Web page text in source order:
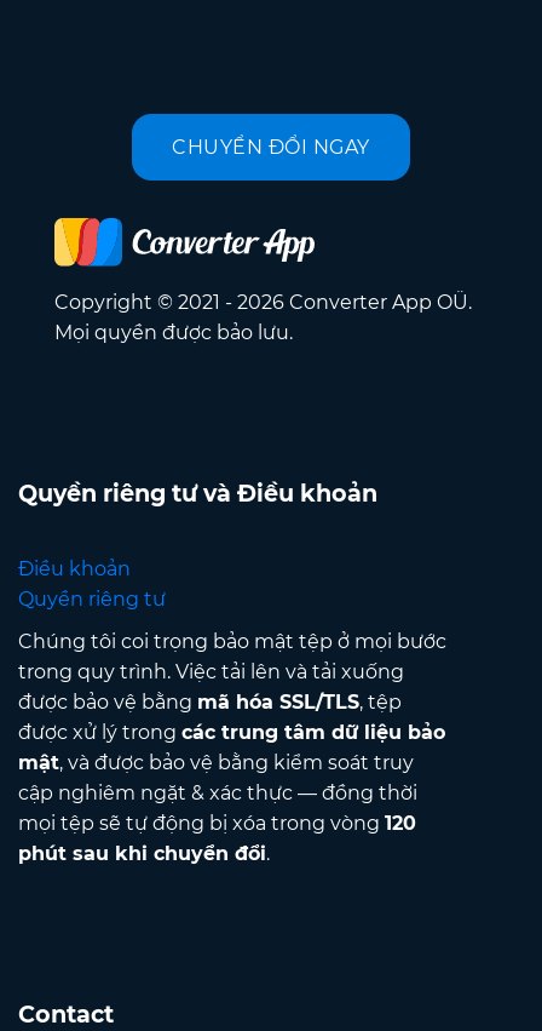
CHUYỂN ĐỔI NGAY
Copyright © 2021 - 2026 Converter App OÜ.
Mọi quyền được bảo lưu.
Quyền riêng tư và Điều khoản
Điều khoản
Quyền riêng tư
Chúng tôi coi trọng bảo mật tệp ở mọi bước
trong quy trình. Việc tải lên và tải xuống
được bảo vệ bằng mã hóa SSL/TLS, tệp
được xử lý trong các trung tâm dữ liệu bảo
mật, và được bảo vệ bằng kiểm soát truy
cập nghiêm ngặt & xác thực — đồng thời
mọi tệp sẽ tự động bị xóa trong vòng 120
phút sau khi chuyển đổi.
Contact